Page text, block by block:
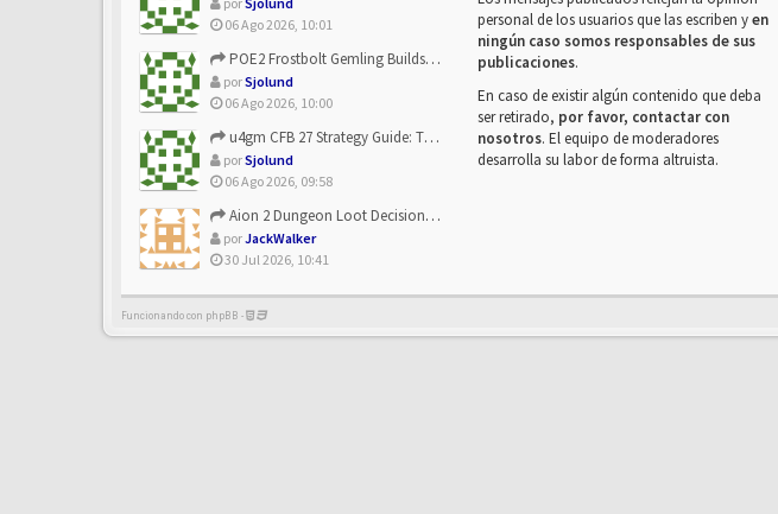
06 Ago 2026, 10:01
POE2 Frostbolt Gemling Builds Get Stronger With u4gm’s Ice C...
porSjolund
06 Ago 2026, 10:00
u4gm CFB 27 Strategy Guide: The Toxic Offensive Scheme Your ...
porSjolund
06 Ago 2026, 09:58
Aion 2 Dungeon Loot Decisions: Smarter Runs With U4N
porJackWalker
30 Jul 2026, 10:41
personal de los usuarios que las escriben yen
ningún caso somos responsables de sus
publicaciones.
En caso de existir algún contenido que deba
ser retirado, por favor, contactar con
nosotros. El equipo de moderadores
desarrolla su labor de forma altruista.
Funcionando con phpBB -